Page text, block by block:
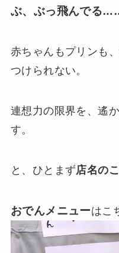
ぶ、ぶっ飛んでる
赤ちゃんもプリンも
つけられない。
連想力の限界を、遙
す。
と、ひとまず店名の
おでんメニューはこ